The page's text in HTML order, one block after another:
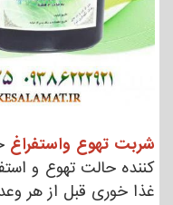
شربت تهوع واستفراغ
کننده حالت تهوع و
غذا خوری قبل از هر